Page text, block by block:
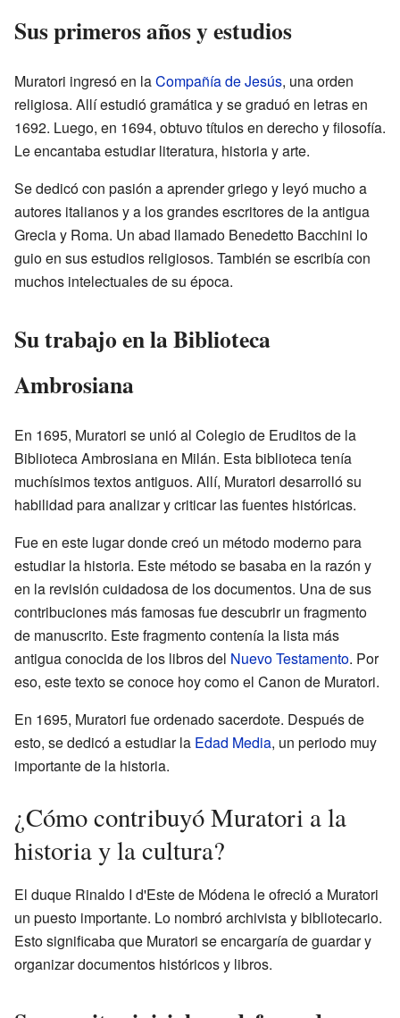
Sus primeros años y estudios
Muratori ingresó en laCompañía de Jesús, una orden
religiosa. Allí estudió gramática y se graduó en letras en
1692. Luego, en 1694, obtuvo títulos en derecho y filosofía.
Le encantaba estudiar literatura, historia y arte.
Se dedicó con pasión a aprender griego y leyó mucho a
autores italianos y a los grandes escritores de la antigua
Grecia y Roma. Un abad llamado Benedetto Bacchini lo
guio en sus estudios religiosos. También se escribía con
muchos intelectuales de su época.
Su trabajo en la Biblioteca
Ambrosiana
En 1695, Muratori se unió al Colegio de Eruditos de la
Biblioteca Ambrosiana en Milán. Esta biblioteca tenía
muchísimos textos antiguos. Allí, Muratori desarrolló su
habilidad para analizar y criticar las fuentes históricas.
Fue en este lugar donde creó un método moderno para
estudiar la historia. Este método se basaba en la razón y
en la revisión cuidadosa de los documentos. Una de sus
contribuciones más famosas fue descubrir un fragmento
de manuscrito. Este fragmento contenía la lista más
antigua conocida de los libros del Nuevo Testamento. Por
eso, este texto se conoce hoy como el Canon de Muratori.
En 1695, Muratori fue ordenado sacerdote. Después de
esto, se dedicó a estudiar la Edad Media, un periodo muy
importante de la historia.
¿Cómo contribuyó Muratori a la
historia y la cultura?
El duque Rinaldo I d'Este de Módena le ofreció a Muratori
un puesto importante. Lo nombró archivista y bibliotecario.
Esto significaba que Muratori se encargaría de guardar y
organizar documentos históricos y libros.